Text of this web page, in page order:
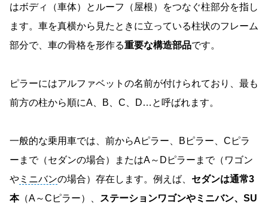
Q5: 昔の車のアンテナはどこに刺さっていた？
まとめ｜ピラー種類を知って安全で快適なカーラ
イフを
はボディ（車体）とルーフ（屋根）をつなぐ柱部分を指し
ます。車を真横から見たときに立っている柱状のフレーム
部分で、車の骨格を形作る重要な構造部品です。
ピラーにはアルファベットの名前が付けられており、最も
前方の柱から順にA、B、C、D…と呼ばれます。
一般的な乗用車では、前からAピラー、Bピラー、Cピラ
ーまで（セダンの場合）またはA～Dピラーまで（ワゴン
や ミニバンの場合）存在します。例えば、 セダンは通常3
本（A～Cピラー）、
ステーションワゴンやミニバン、SU